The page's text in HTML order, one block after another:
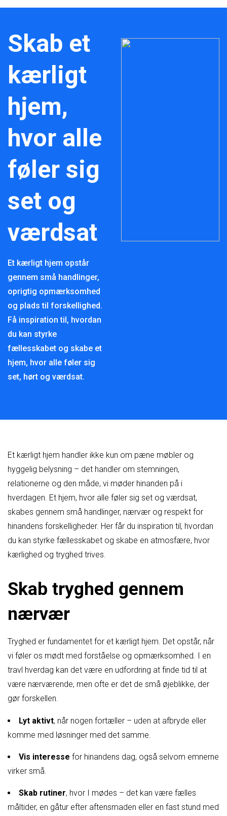
Skab et
kærligt
hjem,
hvor alle
føler sig
set og
værdsat
Et kærligt hjem opstår
gennem små handlinger,
oprigtig opmærksomhed
og plads til forskellighed.
Få inspiration til, hvordan
du kan styrke
fællesskabet og skabe et
hjem, hvor alle føler sig
set, hørt og værdsat.
Et kærligt hjem handler ikke kun om pæne møbler og
hyggelig belysning – det handler om stemningen,
relationerne og den måde, vi møder hinanden på i
hverdagen. Et hjem, hvor alle føler sig set og værdsat,
skabes gennem små handlinger, nærvær og respekt for
hinandens forskelligheder. Her får du inspiration til, hvordan
du kan styrke fællesskabet og skabe en atmosfære, hvor
kærlighed og tryghed trives.
Skab tryghed gennem
nærvær
Tryghed er fundamentet for et kærligt hjem. Det opstår, når
vi føler os mødt med forståelse og opmærksomhed. I en
travl hverdag kan det være en udfordring at finde tid til at
være nærværende, men ofte er det de små øjeblikke, der
gør forskellen.
Lyt aktivt, når nogen fortæller – uden at afbryde eller
komme med løsninger med det samme.
Vis interesse for hinandens dag, også selvom emnerne
virker små.
Skab rutiner, hvor I mødes – det kan være fælles
måltider, en gåtur efter aftensmaden eller en fast stund med